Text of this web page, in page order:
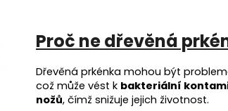
Proč ne dřevěná
Dřevěná prkénka mohou být
což může vést k bakteriální
nožů, čímž snižuje jejich životnost.